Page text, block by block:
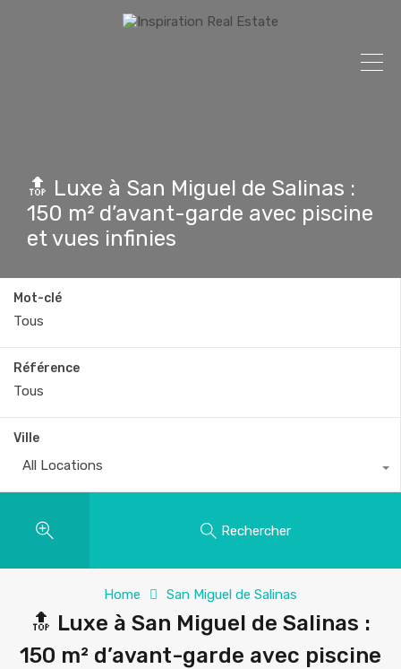
🔝 Luxe à San Miguel de Salinas :
150 m² d’avant-garde avec piscine
et vues infinies
Mot-clé
Référence
Ville
All Locations
Rechercher
Home San Miguel de Salinas
🔝 Luxe à San Miguel de Salinas :
150 m² d’avant-garde avec piscine